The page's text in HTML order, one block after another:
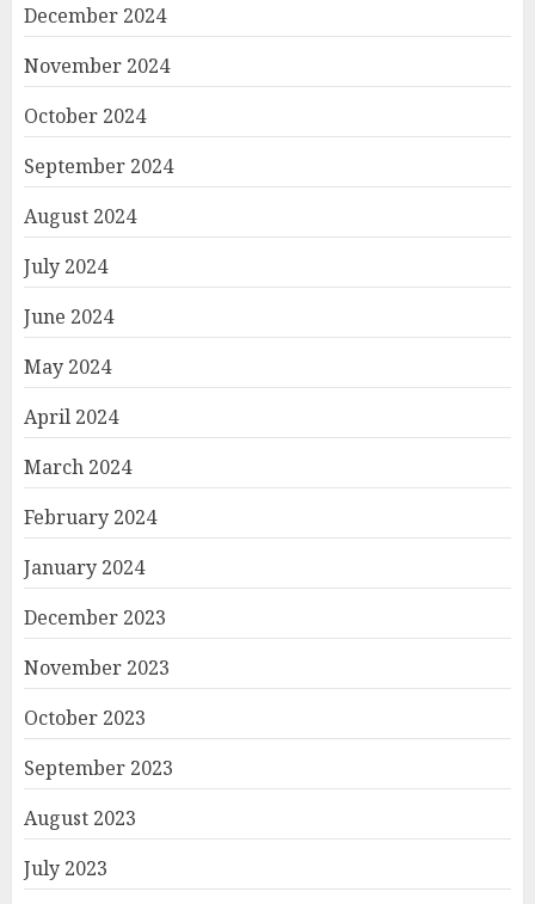
December 2024
November 2024
October 2024
September 2024
August 2024
July 2024
June 2024
May 2024
April 2024
March 2024
February 2024
January 2024
December 2023
November 2023
October 2023
September 2023
August 2023
July 2023